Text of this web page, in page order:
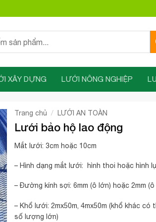
XÂY DỰNG LƯỚI NÔNG NGHIỆP
Trang chủ / LƯỚI AN TOÀN
Lưới bảo hộ lao động
Mắt lưới: 3cm hoặc 10cm
– Hình dạng mắt lưới: hình thoi hoặc hình
– Đường kính sợi: 6mm (ô lớn) hoặc 2mm (ô
– Khổ lưới: 2mx50m, 4mx50m (khổ khác có
số lượng lớn)